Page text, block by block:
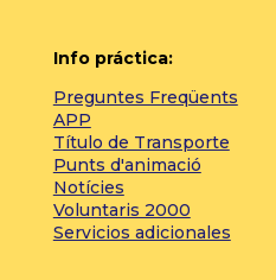
Info práctica:
Preguntes Freqüents
APP
Título de Transporte
Punts d'animació
Notícies
Voluntaris 2000
Servicios adicionales